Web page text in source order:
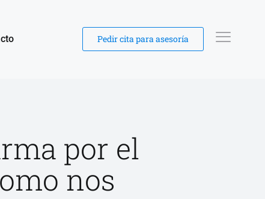
Pedir cita para asesoría
por el
nos